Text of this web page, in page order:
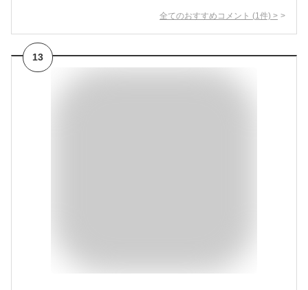
全てのおすすめコメント (1 件) >
13